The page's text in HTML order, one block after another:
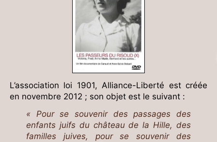
L’association loi 1901, Alliance-Liberté est créée
en novembre 2012 ; son objet est le suivant :
« Pour se souvenir des passages des
enfants juifs du château de la Hille, des
familles juives, pour se souvenir des